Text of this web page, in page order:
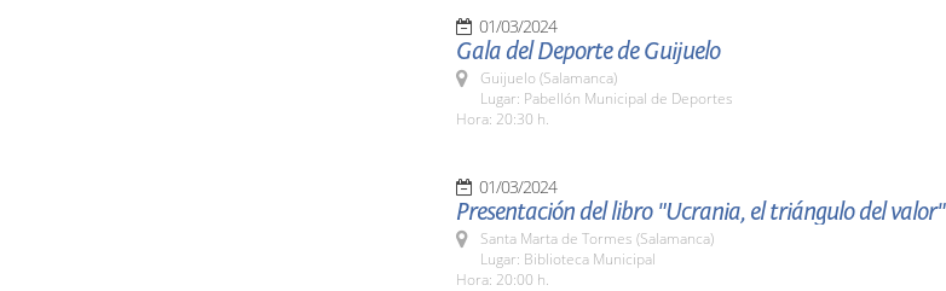
01/03/2024
Gala del Deporte de Guijuelo
Guijuelo (Salamanca)
Lugar: Pabellón Municipal de Deportes
Hora: 20:30 h.
01/03/2024
Presentación del libro "Ucrania, el triángulo del valor"
Santa Marta de Tormes (Salamanca)
Lugar: Biblioteca Municipal
Hora: 20:00 h.